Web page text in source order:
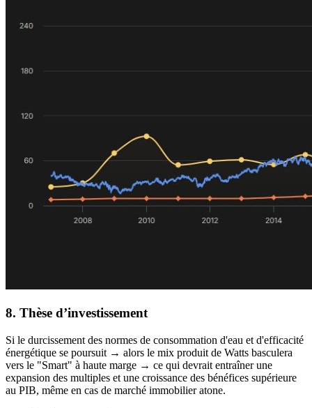
8. Thèse d’investissement
Si le durcissement des normes de consommation d'eau et d'efficacité
énergétique se poursuit → alors le mix produit de Watts basculera
vers le "Smart" à haute marge → ce qui devrait entraîner une
expansion des multiples et une croissance des bénéfices supérieure
au PIB, même en cas de marché immobilier atone.